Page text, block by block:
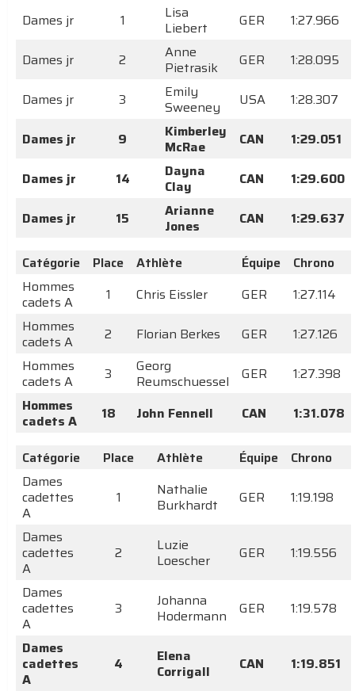
Dames jr
1
Lisa
Liebert
GER
1:27.966
Dames jr
2
Anne
Pietrasik
GER
1:28.095
Dames jr
3
Emily
Sweeney
USA
1:28.307
Dames jr
9
Kimberley
McRae
CAN
1:29.051
Dames jr
14
Dayna
Clay
CAN
1:29.600
Dames jr
15
Arianne
Jones
CAN 1:29.637
Catégorie Place Athlète Équipe
Chrono
Hommes
cadets A
1 Chris Eissler GER
1:27.114
Hommes
cadets A
2 Florian Berkes GER
1:27.126
Hommes
cadets A
3
Georg
Reumschuessel
GER
1:27.398
Hommes
cadets A
18 John Fennell CAN 1:31.078
Catégorie Place Athlète Équipe
Chrono
Dames
cadettes
A
1
Nathalie
Burkhardt
GER
1:19.198
Dames
cadettes
A
2
Luzie
Loescher
GER
1:19.556
Dames
cadettes
A
3
Johanna
Hodermann
GER
1:19.578
Dames
cadettes
A
4
Elena
Corrigall
CAN
1:19.851